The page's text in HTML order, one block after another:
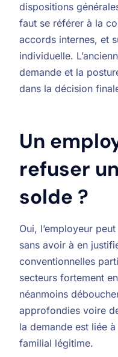
dispositions
faut se référer à la
accords internes, et
individuelle.
demande et la
dans la décision
Un
refuser
solde ?
Oui, l’employeur
sans avoir à en
conventionnelles
secteurs fortement
néanmoins
approfondies voire
la demande est liée
familial légitime.